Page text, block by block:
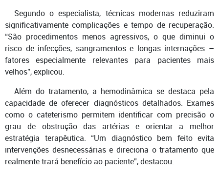
Segundo o especialista, técnicas modernas reduziram
significativamente complicações e tempo de recuperação.
“São procedimentos menos agressivos, o que diminui o
risco de infecções, sangramentos e longas internações –
fatores especialmente relevantes para pacientes mais
velhos”, explicou.
Além do tratamento, a hemodinâmica se destaca pela
capacidade de oferecer diagnósticos detalhados. Exames
como o cateterismo permitem identificar com precisão o
grau de obstrução das artérias e orientar a melhor
estratégia terapêutica. “Um diagnóstico bem feito evita
intervenções desnecessárias e direciona o tratamento que
realmente trará benefício ao paciente”, destacou.